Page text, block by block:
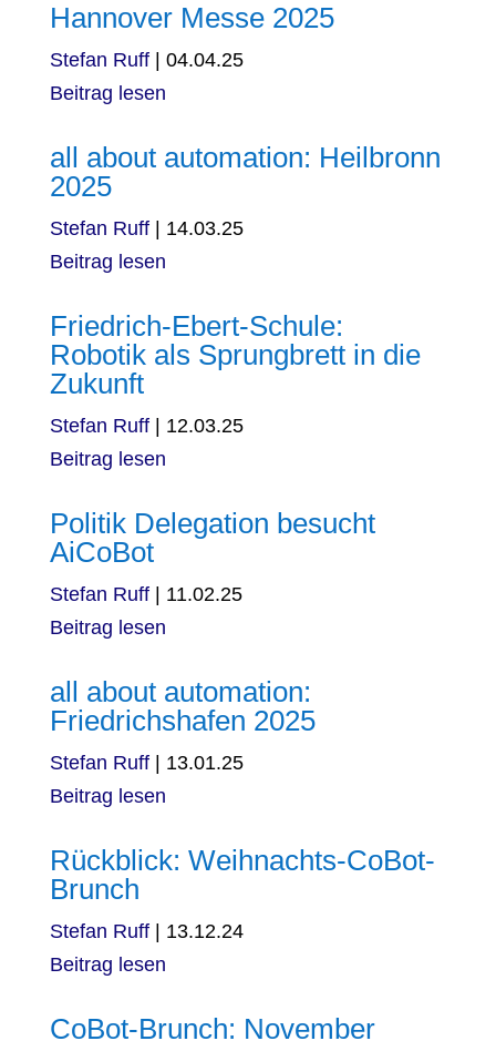
Hannover Messe 2025
Stefan Ruff
04.04.25
Beitrag lesen
all about automation: Heilbronn
2025
Stefan Ruff
14.03.25
Beitrag lesen
Friedrich-Ebert-Schule:
Robotik als Sprungbrett in die
Zukunft
Stefan Ruff
12.03.25
Beitrag lesen
Politik Delegation besucht
AiCoBot
Stefan Ruff
11.02.25
Beitrag lesen
all about automation:
Friedrichshafen 2025
Stefan Ruff
13.01.25
Beitrag lesen
Rückblick: Weihnachts-CoBot-
Brunch
Stefan Ruff
13.12.24
Beitrag lesen
CoBot-Brunch: November